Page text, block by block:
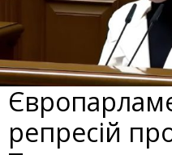
репресій